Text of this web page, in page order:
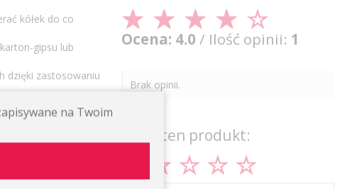
kółek do co
gipsu lub
dzięki zastosowaniu
szklanych
Ocena: 4.0 / Ilość opinii: 1
Brak opinii.
Oceń ten produkt:
na Twoim